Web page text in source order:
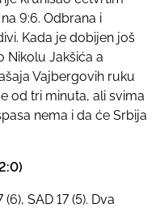
9:6. Odbrana i
Kada je dobijen još
Nikolu Jakšića a
Vajbergovih ruku
od tri minuta, ali svima
nema i da će Srbija
SAD 17 (5). Dva